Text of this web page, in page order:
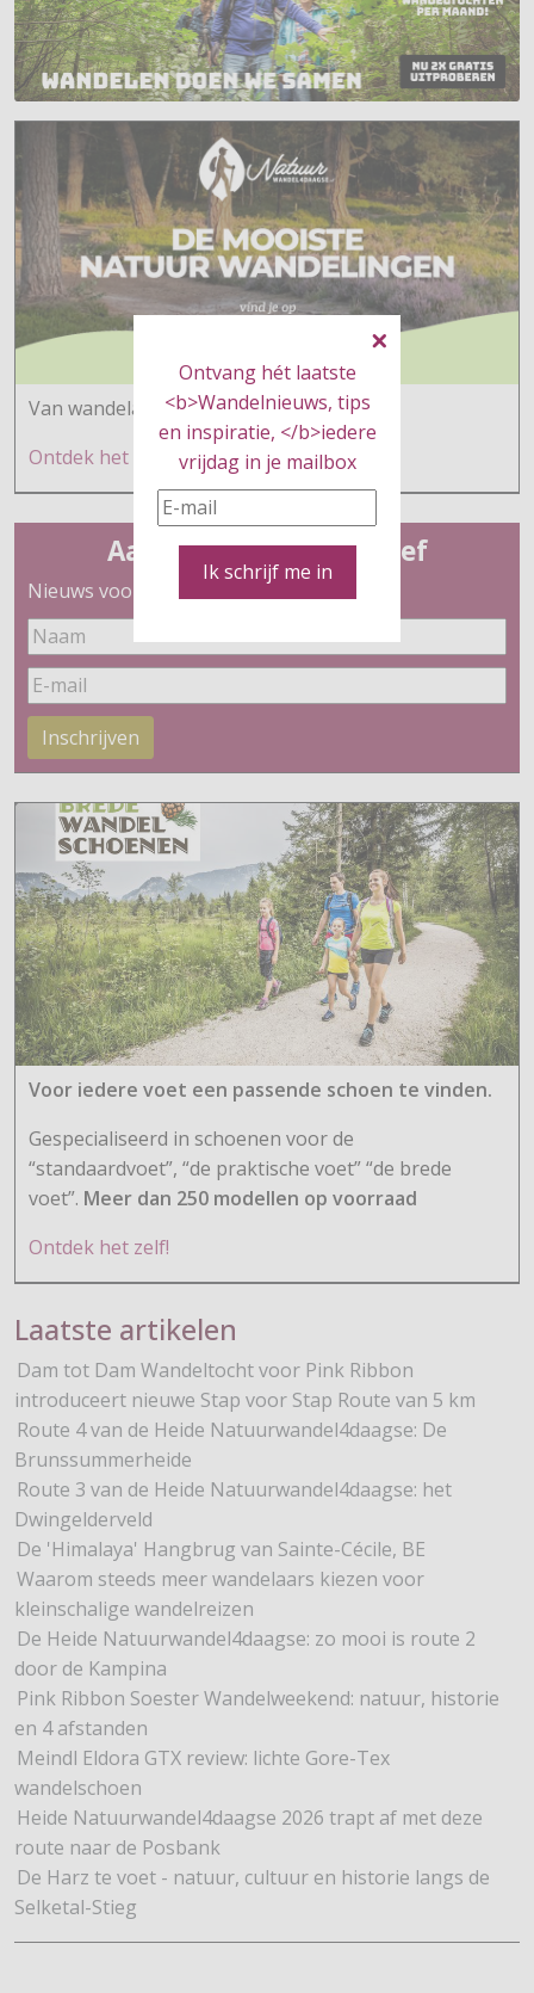
Ontvang hét laatste
<b>Wandelnieuws, tips
en inspiratie, </b>iedere
vrijdag in je mailbox
Ik schrijf me in
Van wandelaars voor wandelaars
Ontdek het hier
Aanmelden nieuwsbrief
Nieuws voor wandelaars
Inschrijven
Voor iedere voet een passende schoen te vinden.
Gespecialiseerd in schoenen voor de
“standaardvoet”, “de praktische voet” “de brede
voet”. Meer dan 250 modellen op voorraad
Ontdek het zelf!
Laatste artikelen
Dam tot Dam Wandeltocht voor Pink Ribbon
introduceert nieuwe Stap voor Stap Route van 5 km
Route 4 van de Heide Natuurwandel4daagse: De
Brunssummerheide
Route 3 van de Heide Natuurwandel4daagse: het
Dwingelderveld
De 'Himalaya' Hangbrug van Sainte-Cécile, BE
Waarom steeds meer wandelaars kiezen voor
kleinschalige wandelreizen
De Heide Natuurwandel4daagse: zo mooi is route 2
door de Kampina
Pink Ribbon Soester Wandelweekend: natuur, historie
en 4 afstanden
Meindl Eldora GTX review: lichte Gore-Tex
wandelschoen
Heide Natuurwandel4daagse 2026 trapt af met deze
route naar de Posbank
De Harz te voet - natuur, cultuur en historie langs de
Selketal-Stieg